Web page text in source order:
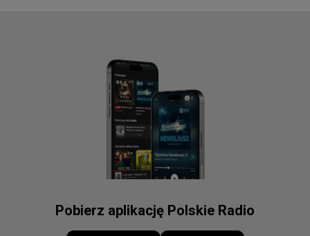
Pobierz aplikację Polskie Radio